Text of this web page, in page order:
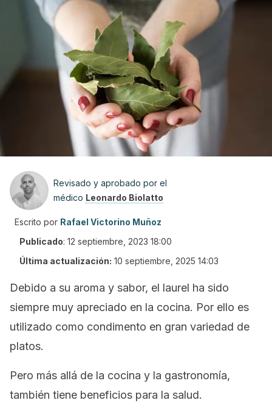
Revisado y aprobado por el
médico Leonardo Biolatto
Escrito por Rafael Victorino Muñoz
Publicado: 12 septiembre, 2023 18:00
Última actualización: 10 septiembre, 2025 14:03
Debido a su aroma y sabor, el laurel ha sido
siempre muy apreciado en la cocina. Por ello es
utilizado como condimento en gran variedad de
platos.
Pero más allá de la cocina y la gastronomía,
también tiene beneficios para la salud.